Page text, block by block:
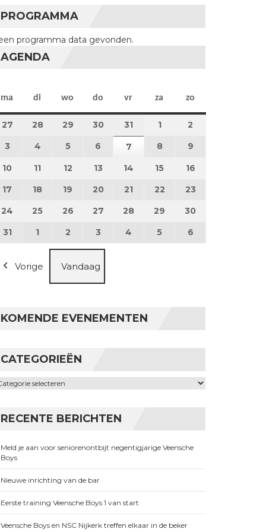
PROGRAMMA
programma data gevonden.
AGENDA
ma maandag
di dinsdag
wo woensdag
do donderdag
vr vrijdag
za zaterdag
zo
27 27 juli 2026
28 28 juli 2026
29 29 juli 2026
3030 juli 2026
31 31 juli 2026
11 augustus 2026
2
3 3 augustus 2026
4 4 augustus 2026
55 augustus 2026
6 6 augustus 2026
7 7 augustus 2026
8 8 augustus 2026
9
10 10 augustus 2026
11 11 augustus 2026
12 12 augustus 2026
13 13 augustus 2026
14 14 augustus 2026
15 15 augustus 2026
16
17 17 augustus 2026
18 18 augustus 2026
19 19 augustus 2026
20 20 augustus 2026
21 21 augustus 2026
22 22 augustus 2026
23
24 24 augustus 2026
25 25 augustus 2026
26 26 augustus 2026
27 27 augustus 2026
28 28 augustus 2026
29 29 augustus 2026
30
3131 augustus 2026
1 1 september 2026
2 2 september 2026
3 3 september 2026
4 4 september 2026
5 5 september 2026
6
Vorige Vandaag
KOMENDE EVENEMENTEN
CATEGORIEËN
RECENTE BERICHTEN
Meld je aan voor seniorenontbijt negentigjarige Veensche
Boys
Nieuwe inrichting van de bar
Eerste training Veensche Boys 1 van start
Veensche Boys en NSC Nijkerk treffen elkaar in de beker